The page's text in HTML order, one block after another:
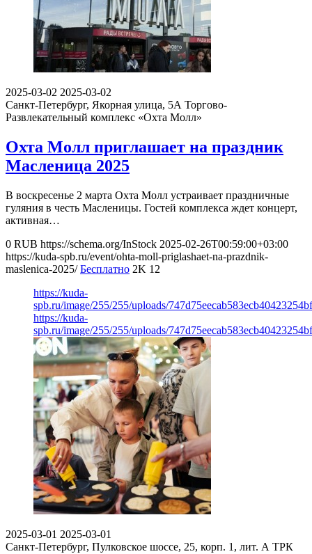
2025-03-02 2025-03-02
Санкт-Петербург, Якорная улица, 5А Торгово-
Развлекательный комплекс «Охта Молл»
Охта Молл приглашает на праздник
Масленица 2025
В воскресенье 2 марта Охта Молл устраивает праздничные
гуляния в честь Масленицы. Гостей комплекса ждет концерт,
активная…
0 RUB https://schema.org/InStock 2025-02-26T00:59:00+03:00
https://kuda-spb.ru/event/ohta-moll-priglashaet-na-prazdnik-
maslenica-2025/ Бесплатно 2K 12
https://kuda-
spb.ru/image/255/255/uploads/
https://kuda-
spb.ru/image/255/255/uploads/
2025-03-01 2025-03-01
Санкт-Петербург, Пулковское шоссе, 25, корп. 1, лит. А ТРК